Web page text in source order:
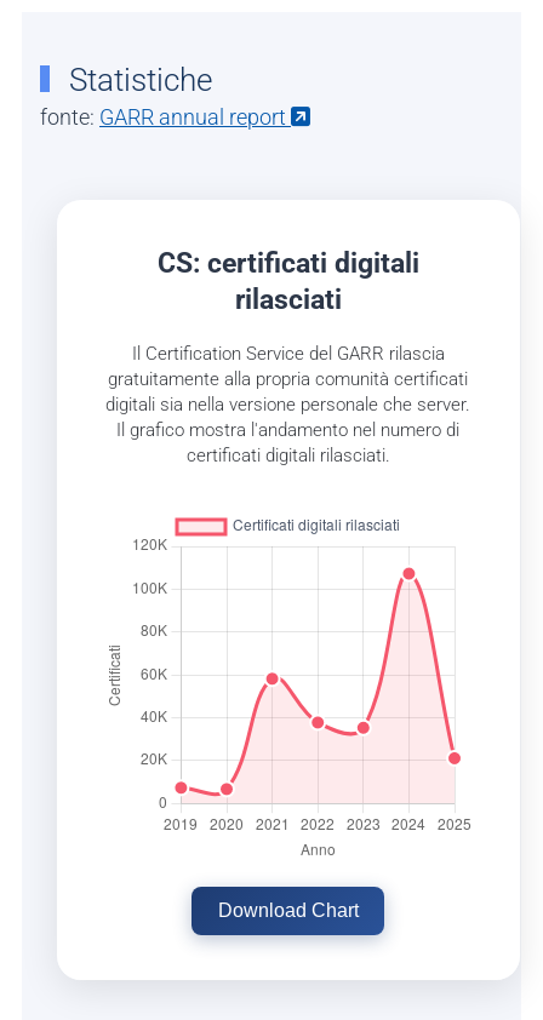
Statistiche
fonte: GARR annual report
CS: certificati digitali
rilasciati
Il Certification Service del GARR rilascia
gratuitamente alla propria comunità certificati
digitali sia nella versione personale che server.
Il grafico mostra l'andamento nel numero di
certificati digitali rilasciati.
Download Chart